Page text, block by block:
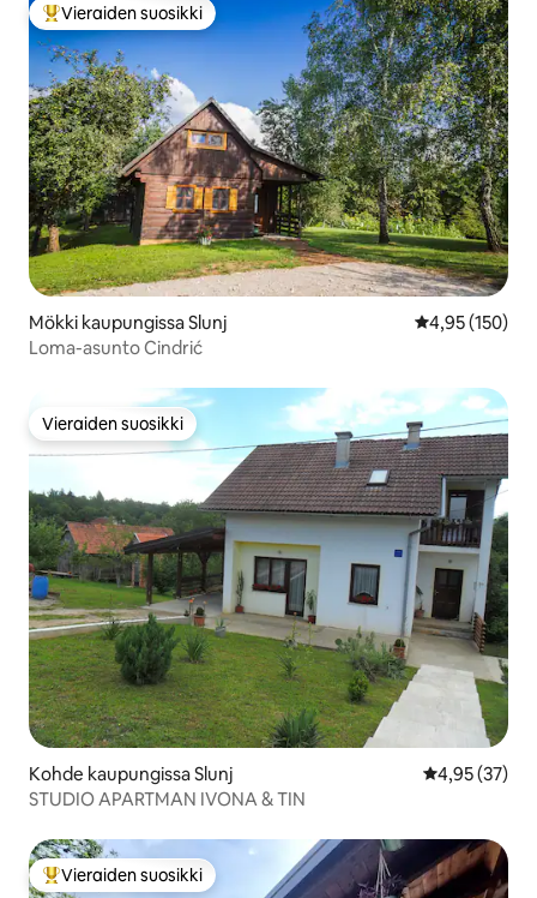
Vieraiden suosikkien parhaimmistoa
Vieraiden suosikki
Mökki kaupungissa Slunj
4,95 (150)
Loma-asunto Cindrić
Vieraiden suosikki
Vieraiden suosikki
Kohde kaupungissa Slunj
4,95 (37)
STUDIO APARTMAN IVONA & TIN
Vieraiden suosikkien parhaimmistoa
Vieraiden suosikki